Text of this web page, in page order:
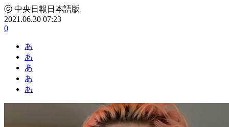
ⓒ 中央日報日本語版
2021.06.30 07:23
0
あ
あ
あ
あ
あ